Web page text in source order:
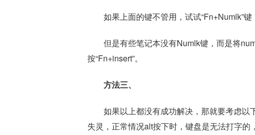
如果上面的键不管用，试试“Fn+Numlk”
但是有些笔记本没有Numlk键，而是将
按“Fn+insert”。
方法三、
如果以上都没有成功解决，那就要考虑
失灵，正常情况alt按下时，键盘是无法打字